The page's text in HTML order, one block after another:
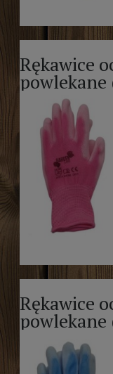
Rękawice
powlekane
Rękawice
powlekane